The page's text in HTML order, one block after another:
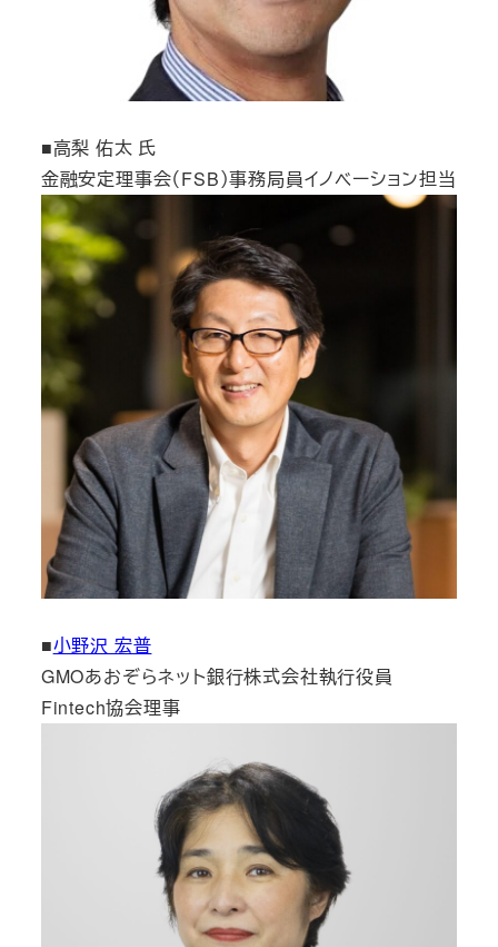
■高梨 佑太 氏
金融安定理事会（FSB）事務局員イノベーション担当
■小野沢 宏普
GMOあおぞらネット銀行株式会社執行役員
Fintech協会理事